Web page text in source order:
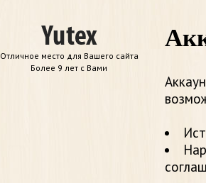
Отличное место для Вашего сайта
Более 9 лет с Вами